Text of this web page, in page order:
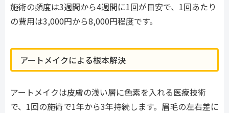
施術の頻度は3週間から4週間に1回が目安で、1回あたり
の費用は3,000円から8,000円程度です。
アートメイクによる根本解決
アートメイクは皮膚の浅い層に色素を入れる医療技術
で、1回の施術で1年から3年持続します。眉毛の左右差に